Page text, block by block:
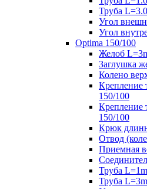
Труба
Угол
Угол
Optima 150/100
Желоб
Заглушка
Колено
Крепление
150/100
Крепление
150/100
Крюк
Отвод
Приемная
Труба
Труба